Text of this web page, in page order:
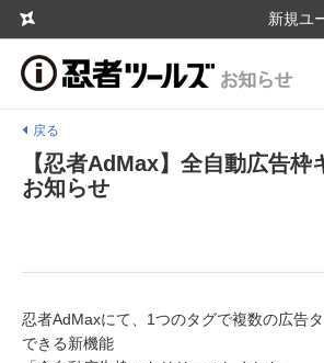
新規ユ
戻る
【忍者AdMax】全自動広告枠
お知らせ
忍者AdMaxにて、1つのタグで複数の広告
できる新機能